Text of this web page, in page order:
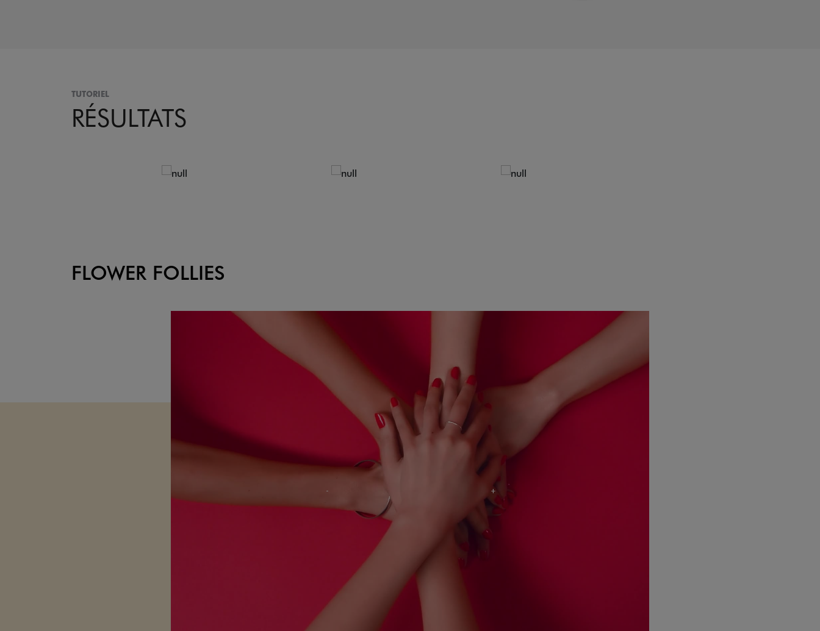
TUTORIEL
RÉSULTATS
FLOWER FOLLIES